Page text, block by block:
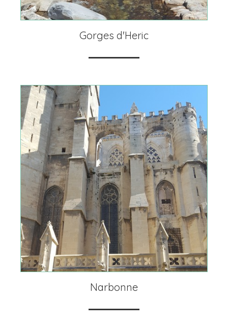
Gorges d'Heric
Narbonne